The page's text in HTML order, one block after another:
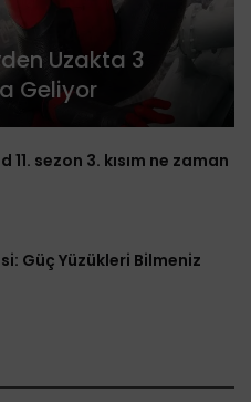
Uzakta 3
Geliyor
11. sezon 3. kısım ne zaman
Güç Yüzükleri Bilmeniz